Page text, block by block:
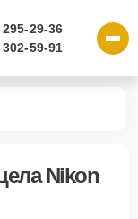
29-36
59-91
Nikon